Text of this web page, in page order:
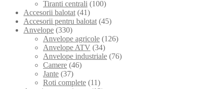
Tiranti centrali (100)
Accesorii balotat (41)
Accesorii pentru balotat (45)
Anvelope (330)
Anvelope agricole (126)
Anvelope ATV (34)
Anvelope industriale (76)
Camere (46)
Jante (37)
Roti complete (11)